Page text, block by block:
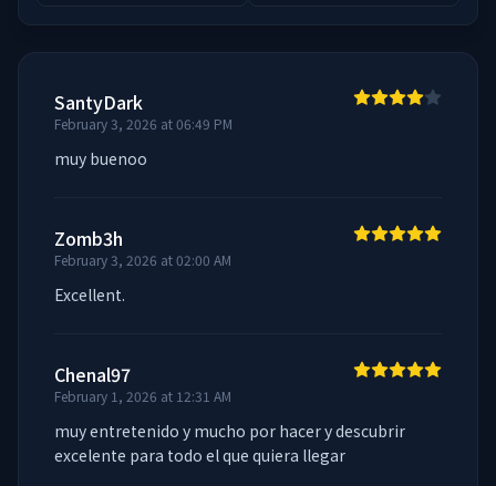
SantyDark
February 3, 2026 at 06:49 PM
muy buenoo
Zomb3h
February 3, 2026 at 02:00 AM
Excellent.
Chenal97
February 1, 2026 at 12:31 AM
muy entretenido y mucho por hacer y descubrir
excelente para todo el que quiera llegar